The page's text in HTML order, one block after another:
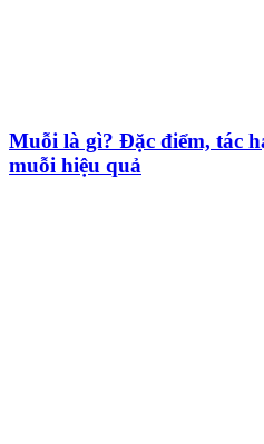
Muỗi là gì? Đặc điểm, tác
muỗi hiệu quả